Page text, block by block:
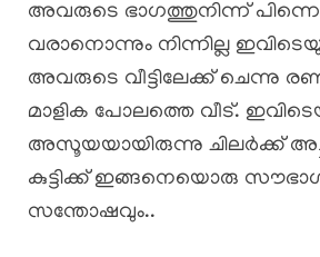
അവരുടെ ഭാഗത്തുനിന്ന്
വരാനൊന്നും നിന്നില്ല
അവരുടെ വീട്ടിലേക്ക് ചെന്നു
മാളിക പോലത്തെ വീട്.
അസൂയയായിരുന്നു ചിലർക്ക്
കുട്ടിക്ക് ഇങ്ങനെയൊരു
സന്തോഷവും..